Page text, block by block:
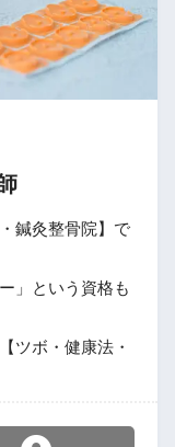
鍼灸整骨院】で
」という資格も
ツボ・健康法・